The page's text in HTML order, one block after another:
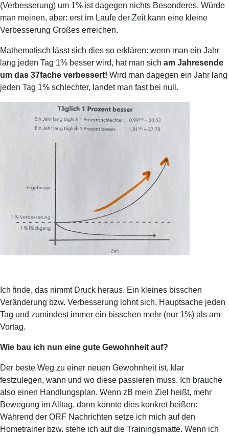
(Verbesserung) um 1% ist dagegen nichts Besonderes. Würde
man meinen, aber: erst im Laufe der Zeit kann eine kleine
Verbesserung Großes erreichen.
Mathematisch lässt sich dies so erklären: wenn man ein Jahr
lang jeden Tag 1% besser wird, hat man sich am Jahresende
um das 37fache verbessert! Wird man dagegen ein Jahr lang
jeden Tag 1% schlechter, landet man fast bei null.
Ich finde, das nimmt Druck heraus. Ein kleines bisschen
Veränderung bzw. Verbesserung lohnt sich, Hauptsache jeden
Tag und zumindest immer ein bisschen mehr (nur 1%) als am
Vortag.
Wie bau ich nun eine gute Gewohnheit auf?
Der beste Weg zu einer neuen Gewohnheit ist, klar
festzulegen, wann und wo diese passieren muss. Ich brauche
also einen Handlungsplan. Wenn zB mein Ziel heißt, mehr
Bewegung im Alltag, dann könnte dies konkret heißen:
Während der ORF Nachrichten setze ich mich auf den
Hometrainer bzw. stehe ich auf die Trainingsmatte. Wenn ich